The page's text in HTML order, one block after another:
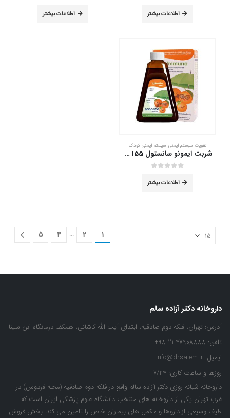
اطلاعات بیشتر اطلاعات بیشتر
تقویت سیستم ایمنی, سیستم ایمنی کودک
شربت ایمونو سانستول 155 میلی لیتر
اطلاعات بیشتر
1
2
…
4
5
داروخانه دکتر آزاده سالم
آدرس: تهران، فلکه دوم صادقیه، ابتدای آیت الله کاشانی، همکف درمانگاه ابن سینا
تلفن: 47908888 21 98+
ایمیل: info@drsalem.ir
روزها و ساعات کاری: 7/24
داروخانه شبانه روزی دکتر آزاده سالم واقع در فلکه دوم صادقیه (محله فردوس) در
غرب تهران یکی از داروخانه های منتخب دانشگاه علوم پزشکی ایران است که
طیف وسیعی از داروها و مکمل های بیماران خاص را تامین می کند. بخش فروش